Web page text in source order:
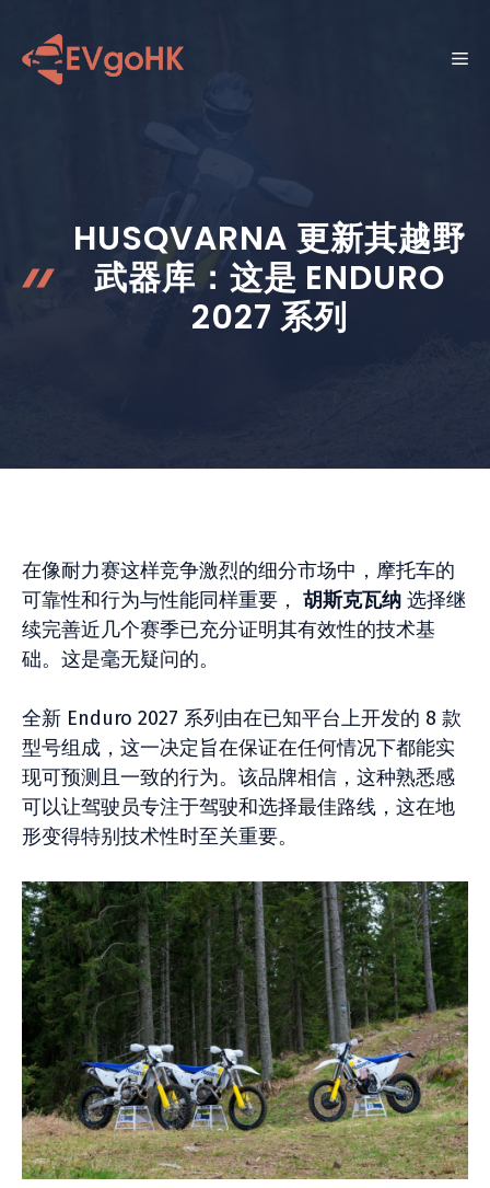
菜
HUSQVARNA 更新其越野
武器库：这是 ENDURO
2027 系列
在像耐力赛这样竞争激烈的细分市场中，摩托车的
可靠性和行为与性能同样重要， 胡斯克瓦纳 选择继
续完善近几个赛季已充分证明其有效性的技术基
础。这是毫无疑问的。
全新 Enduro 2027 系列由在已知平台上开发的 8 款
型号组成，这一决定旨在保证在任何情况下都能实
现可预测且一致的行为。该品牌相信，这种熟悉感
可以让驾驶员专注于驾驶和选择最佳路线，这在地
形变得特别技术性时至关重要。